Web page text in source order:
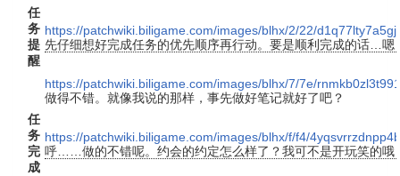
任
务
提
醒
https://patchwiki.biligame.com/images/blhx/2/22/
先仔细想好完成任务的优先顺序再行动。要是顺利完成的话…嗯
https://patchwiki.biligame.com/images/blhx/7/7e/
任
务
完
成
做得不错。就像我说的那样，事先做好笔记就好了吧？
https://patchwiki.biligame.com/images/blhx/f/f4/
呼……做的不错呢。约会的约定怎么样了？我可不是开玩笑的哦